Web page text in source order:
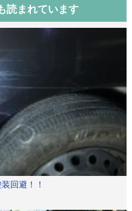
読まれています
回避！！